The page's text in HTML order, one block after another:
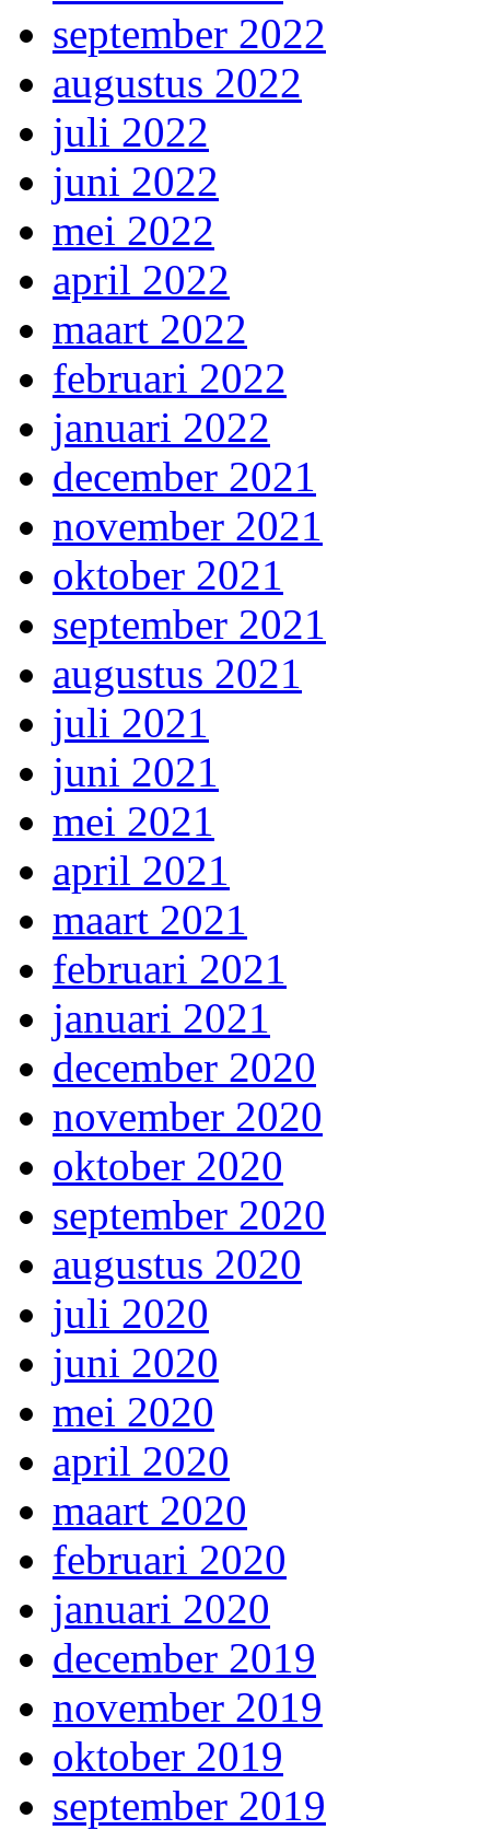
september 2022
augustus 2022
juli 2022
juni 2022
mei 2022
april 2022
maart 2022
februari 2022
januari 2022
december 2021
november 2021
oktober 2021
september 2021
augustus 2021
juli 2021
juni 2021
mei 2021
april 2021
maart 2021
februari 2021
januari 2021
december 2020
november 2020
oktober 2020
september 2020
augustus 2020
juli 2020
juni 2020
mei 2020
april 2020
maart 2020
februari 2020
januari 2020
december 2019
november 2019
oktober 2019
september 2019